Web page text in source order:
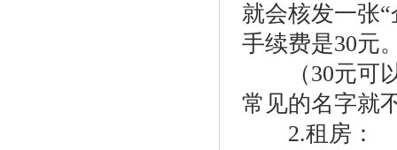
就会核发一张
手续费是30元
（30元可以
常见的名字就
2.租房：